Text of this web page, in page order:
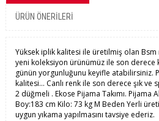
ÜRÜN ÖNERILERI
Yüksek iplik kalitesi ile üretilmiş olan
yeni koleksiyon ürünümüz ile son derece
günün yorgunluğunu keyifle atabilirsiniz.
kalitesi... Canlı renk ile son derece şık
2 düğmeli . Ekose Pijama Takımı. Pijama
Boy:183 cm Kilo: 73 kg M Beden Yerli
uygun yıkama yapılmasını tavsiye ederiz.